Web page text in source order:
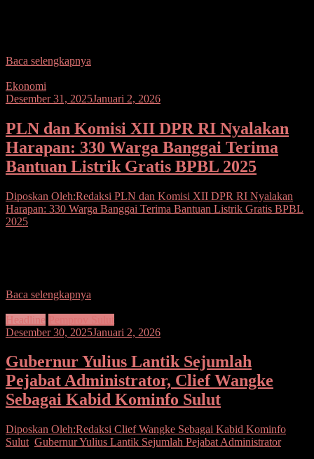
Baca selengkapnya
Ekonomi
Desember 31, 2025Januari 2, 2026
PLN dan Komisi XII DPR RI Nyalakan
Harapan: 330 Warga Banggai Terima
Bantuan Listrik Gratis BPBL 2025
Diposkan Oleh:Redaksi PLN dan Komisi XII DPR RI Nyalakan
Harapan: 330 Warga Banggai Terima Bantuan Listrik Gratis BPBL
2025
Baca selengkapnya
Headline
Desember 30, 2025Januari 2, 2026
Gubernur Yulius Lantik Sejumlah
Pejabat Administrator, Clief Wangke
Sebagai Kabid Kominfo Sulut
Diposkan Oleh:Redaksi Clief Wangke Sebagai Kabid Kominfo
Sulut Gubernur Yulius Lantik Sejumlah Pejabat Administrator